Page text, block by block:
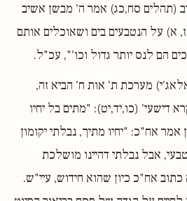
(תהלים סח,כג) אמר ה' מבשן אשיב
א) על הנטבעים בים ושאוכלים אותם
הם לנס יותר גדול וכו'", עכ"ל.
מערכת ת' אות ח' הביא זה,
דישעי' (כו,יד,יט): "מתים בל יחיו
אמר אח"כ: "יחיו מתיך, נבלתי יקומון
אבל נבלתי דהיינו מושלכת
כתוב אח"כ כיון שהוא חידוש, עיי"ש.